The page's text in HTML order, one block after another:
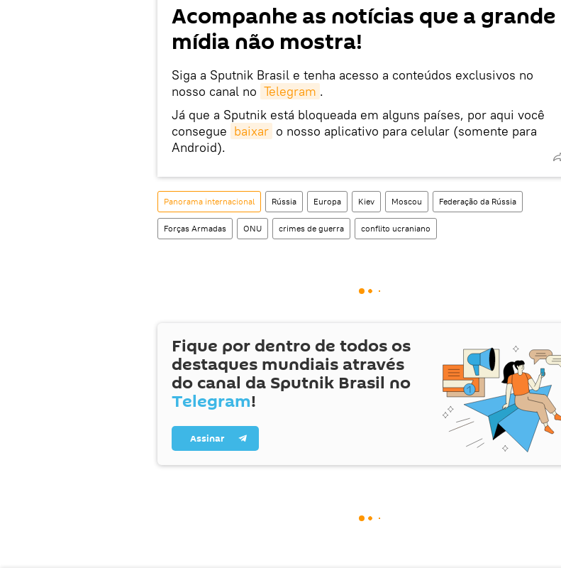
Acompanhe as notícias que a grande
mídia não mostra!
Siga a Sputnik Brasil e tenha acesso a conteúdos exclusivos no
nosso canal no Telegram .
Já que a Sputnik está bloqueada em alguns países, por aqui você
consegue baixar o nosso aplicativo para celular (somente para
Android).
Panorama internacional Rússia Europa Kiev Moscou Federação da Rússia
Forças Armadas ONU crimes de guerra conflito ucraniano
Fique por dentro de todos os
destaques mundiais através
do canal da Sputnik Brasil no
Telegram!
Assinar